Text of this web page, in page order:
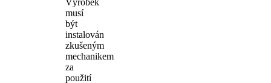
musí
být
instalován
zkušeným
mechanikem
za
použití